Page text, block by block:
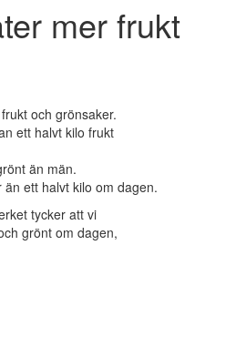
mer frukt
och grönsaker.
ett halvt kilo frukt
än män.
ett halvt kilo om dagen.
tycker att vi
grönt om dagen,